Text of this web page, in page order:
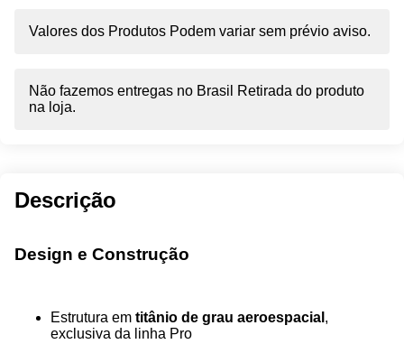
Valores dos Produtos Podem variar sem prévio aviso.
Não fazemos entregas no Brasil Retirada do produto
na loja.
Descrição
Design e Construção
Estrutura em titânio de grau aeroespacial ,
exclusiva da linha Pro